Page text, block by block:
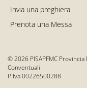
Invia una preghiera
Prenota una Messa
© 2026 PISAPFMC
Conventuali
P.Iva 00226500288